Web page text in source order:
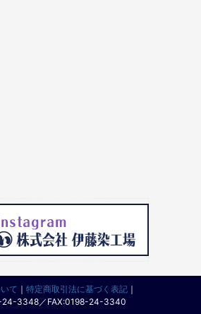
て ｜ 特定商取引法に基づく表記 ｜
24-3348／FAX:0198-24-3340